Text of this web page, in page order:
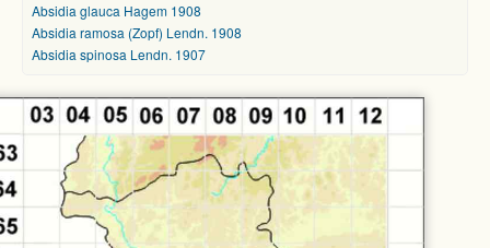
Absidia glauca Hagem 1908
Absidia ramosa (Zopf) Lendn. 1908
Absidia spinosa Lendn. 1907